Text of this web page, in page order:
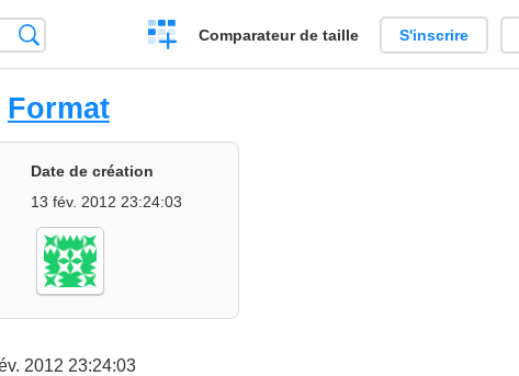
Créer
un
Comparateur de taille S'inscrire
Format
Date de création
13 fév. 2012 23:24:03
2012 23:24:03